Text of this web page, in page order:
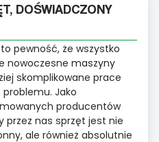
DOŚWIADCZONY
to pewność, że wszystko
nowoczesne maszyny
skomplikowane prace
Jako
producentów
przez nas sprzęt jest nie
ale również absolutnie